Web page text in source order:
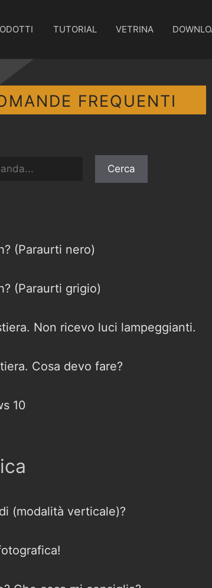
TUTORIAL VETRINA
FREQUENTI
(Paraurti nero)
(Paraurti grigio)
Non ricevo luci lampeggianti.
Cosa devo fare?
10
(modalità verticale)?